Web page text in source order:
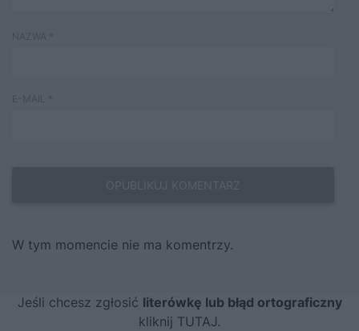
W tym momencie nie ma komentrzy.
Jeśli chcesz zgłosić literówkę lub błąd ortograficzny
kliknij TUTAJ.